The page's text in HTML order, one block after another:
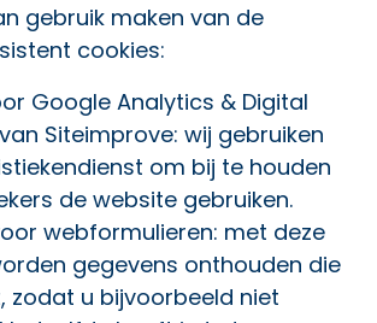
gebruik maken van de
cookies:
Google Analytics & Digital
Siteimprove: wij gebruiken
om bij te houden
de website gebruiken.
webformulieren: met deze
gegevens onthouden die
zodat u bijvoorbeeld niet